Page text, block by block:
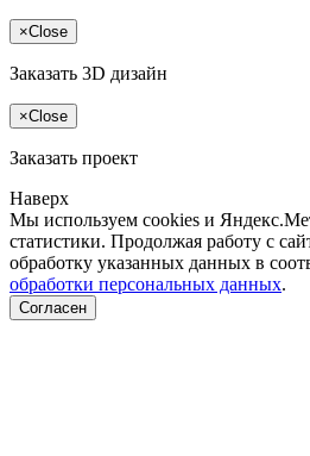
×Close
Заказать 3D дизайн
×Close
Заказать проект
Наверх
Мы используем cookies и
статистики. Продолжая работу с
обработку указанных данных в
обработки персональных данных.
Согласен